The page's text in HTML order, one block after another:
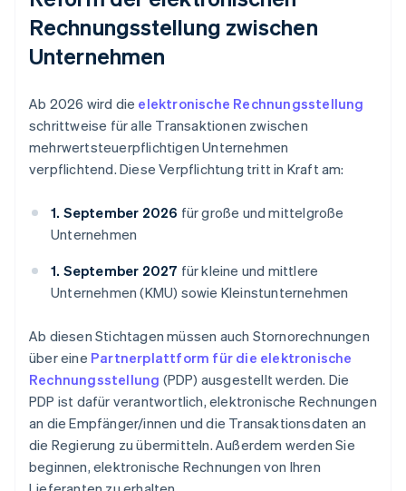
Rechnungsstellung zwischen
Unternehmen
Ab 2026 wird die elektronische Rechnungsstellung
schrittweise für alle Transaktionen zwischen
mehrwertsteuerpflichtigen Unternehmen
verpflichtend. Diese Verpflichtung tritt in Kraft am:
1. September 2026 für große und mittelgroße
Unternehmen
1. September 2027 für kleine und mittlere
Unternehmen (KMU) sowie Kleinstunternehmen
Ab diesen Stichtagen müssen auch Stornorechnungen
über eine Partnerplattform für die elektronische
Rechnungsstellung (PDP) ausgestellt werden. Die
PDP ist dafür verantwortlich, elektronische Rechnungen
an die Empfänger/innen und die Transaktionsdaten an
die Regierung zu übermitteln. Außerdem werden Sie
beginnen, elektronische Rechnungen von Ihren